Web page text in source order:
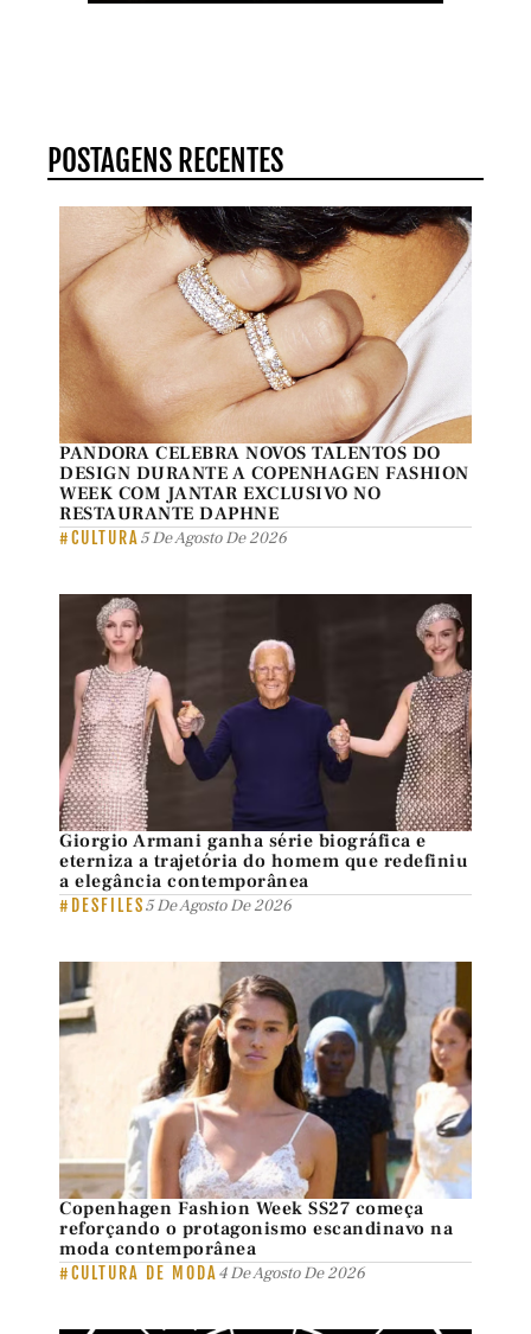
POSTAGENS RECENTES
PANDORA CELEBRA NOVOS TALENTOS DO
DESIGN DURANTE A COPENHAGEN FASHION
WEEK COM JANTAR EXCLUSIVO NO
RESTAURANTE DAPHNE
#CULTURA5 De Agosto De 2026
Giorgio Armani ganha série biográfica e
eterniza a trajetória do homem que redefiniu
a elegância contemporânea
#DESFILES5 De Agosto De 2026
Copenhagen Fashion Week SS27 começa
reforçando o protagonismo escandinavo na
moda contemporânea
#CULTURA DE MODA4 De Agosto De 2026